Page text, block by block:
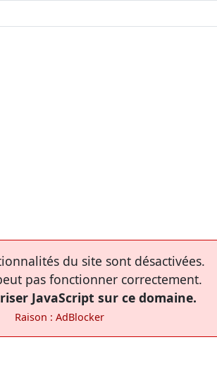
du site sont désactivées.
pas fonctionner correctement.
JavaScript sur ce domaine.
Raison : AdBlocker